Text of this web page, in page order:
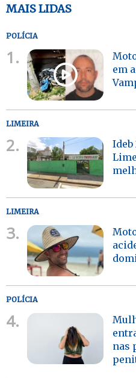
MAIS LIDAS
POLÍCIA
1.
em
LIMEIRA
2.
Ideb
LIMEIRA
3.
POLÍCIA
4.
nas